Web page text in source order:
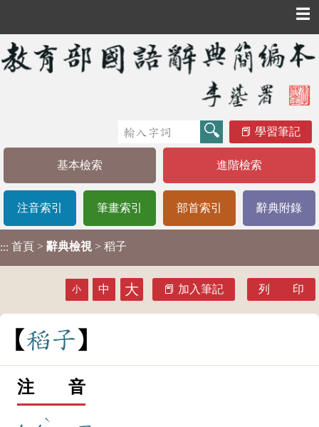
☰
學習筆記
基本檢索 進階檢索
注音索引 筆畫索引 部首索引 辭典附錄
::: 首頁 > 辭典檢視 > 稻子
小 中 大 加入筆記 列 印
稻子
注 音
ˋ